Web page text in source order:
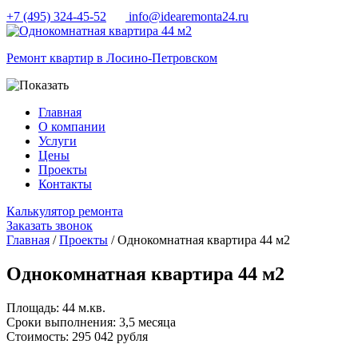
+7 (495) 324-45-52 info@idearemonta24.ru
Ремонт квартир в Лосино-Петровском
Главная
О компании
Услуги
Цены
Проекты
Контакты
Калькулятор ремонта
Заказать звонок
Главная /Проекты / Однокомнатная квартира 44 м2
Однокомнатная квартира 44 м2
Площадь: 44 м.кв.
Сроки выполнения: 3,5 месяца
Cтоимость: 295 042 рубля